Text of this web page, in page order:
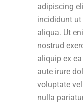
adipiscing
incididunt ut
aliqua. Ut
nostrud
aliquip ex
aute irure
voluptate
nulla